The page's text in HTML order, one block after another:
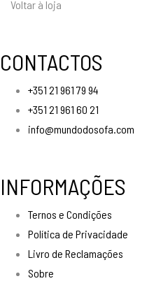
Voltar à loja
CONTACTOS
+351 21 961 79 94
+351 21 961 60 21
info@mundodosofa.com
INFORMAÇÕES
Ternos e Condições
Política de Privacidade
Livro de Reclamações
Sobre